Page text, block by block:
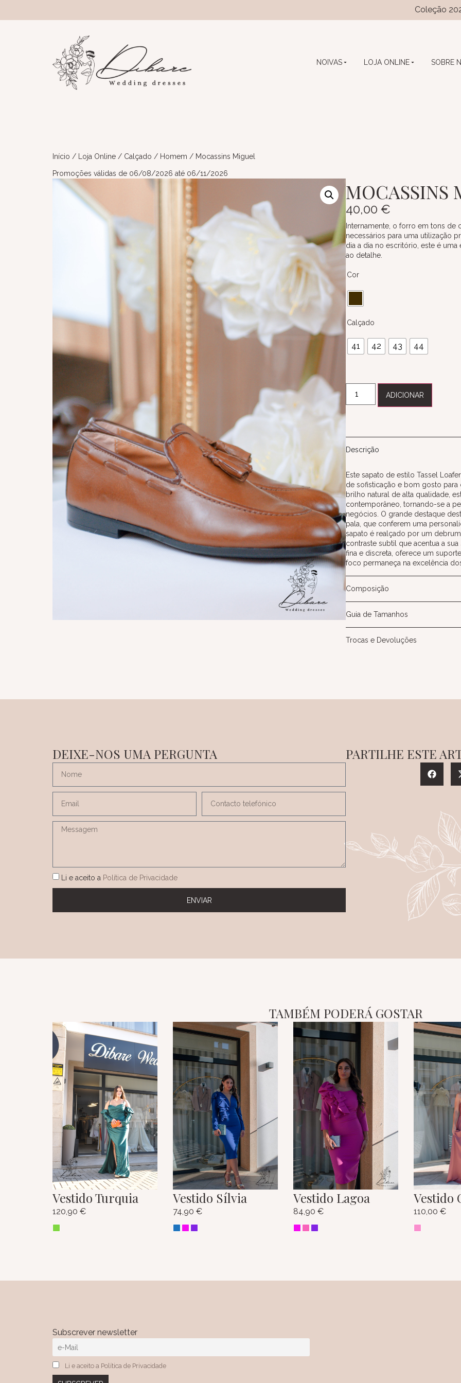
Coleção 2026 das
NOIVAS LOJA ONLINE SOBRE
Início / Loja Online / Calçado / Homem / Mocassins Miguel
Promoções válidas de 06/08/2026 até 06/11/2026
MOCASSINS
40,00 €
Internamente, o forro em tons
necessários para uma utilização
dia a dia no escritório, este é
ao detalhe.
Cor
Calçado
41 42 43 44
ADICIONAR
Descrição
Este sapato de estilo Tassel
de sofisticação e bom gosto
brilho natural de alta qualidade,
contemporâneo, tornando-se a
negócios. O grande destaque
pala, que conferem uma
sapato é realçado por um
contraste subtil que acentua a
fina e discreta, oferece um
foco permaneça na excelência
Composição
Guia de Tamanhos
Trocas e Devoluções
DEIXE-NOS UMA PERGUNTA
Li e aceito a Política de Privacidade
ENVIAR
PARTILHE ESTE
TAMBÉM PODERÁ GOSTAR
Vestido Turquia
120,90 €
Vestido Sílvia
74,90 €
Vestido Lagoa
84,90 €
Vestido
110,00 €
Subscrever newsletter
Li e aceito a Política de Privacidade